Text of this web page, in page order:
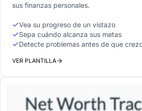
sus finanzas personales.
Vea su progreso de un vistazo
Sepa cuándo alcanza sus metas
Detecte problemas antes de que
VER PLANTILLA